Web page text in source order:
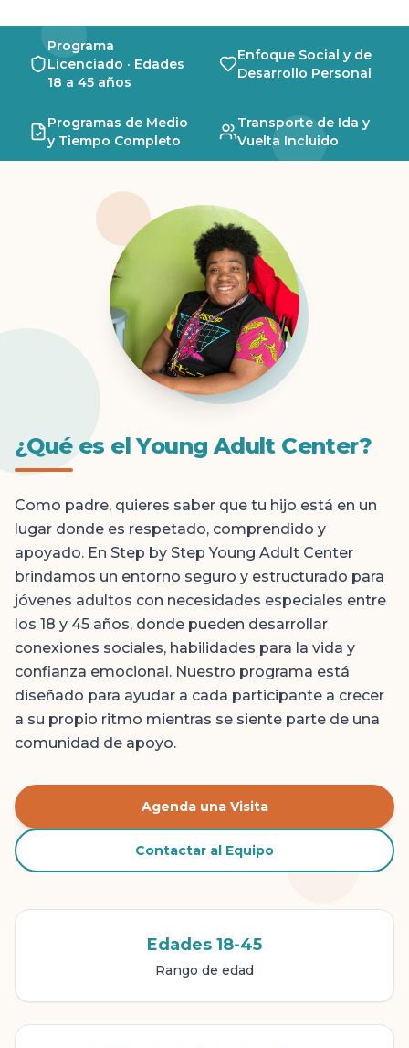
Programa
Licenciado · Edades
18 a 45 años
Enfoque Social y de
Desarrollo Personal
Programas de Medio
y Tiempo Completo
Transporte de Ida y
Vuelta Incluido
¿Qué es el Young Adult Center?
Como padre, quieres saber que tu hijo está en un
lugar donde es respetado, comprendido y
apoyado. En Step by Step Young Adult Center
brindamos un entorno seguro y estructurado para
jóvenes adultos con necesidades especiales entre
los 18 y 45 años, donde pueden desarrollar
conexiones sociales, habilidades para la vida y
confianza emocional. Nuestro programa está
diseñado para ayudar a cada participante a crecer
a su propio ritmo mientras se siente parte de una
comunidad de apoyo.
Agenda una Visita
Contactar al Equipo
Edades 18-45
Rango de edad